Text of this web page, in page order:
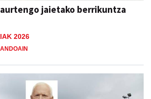
jaietako berrikuntza
2026
ANDOAIN